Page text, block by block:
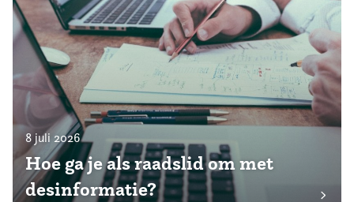
8 juli 2026
Hoe ga je als raadslid om met
desinformatie?